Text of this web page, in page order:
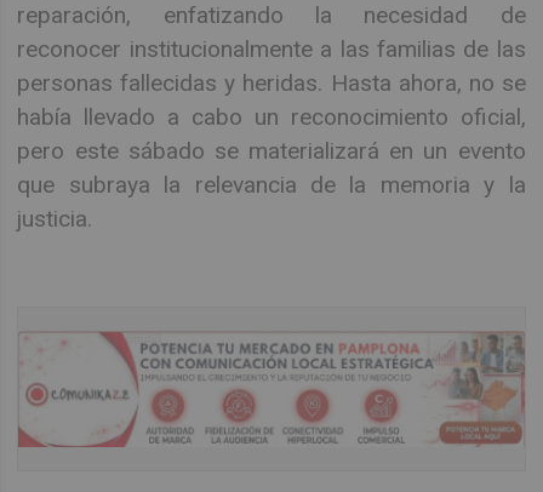
reparación, enfatizando la necesidad de
reconocer institucionalmente a las familias de las
personas fallecidas y heridas. Hasta ahora, no se
había llevado a cabo un reconocimiento oficial,
pero este sábado se materializará en un evento
que subraya la relevancia de la memoria y la
justicia.